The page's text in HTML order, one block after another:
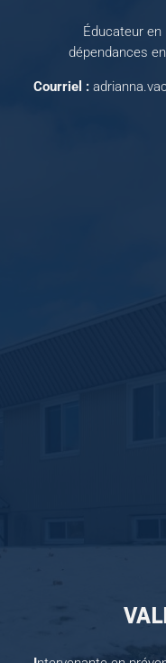
Éducateur en
dépendances
Courriel :